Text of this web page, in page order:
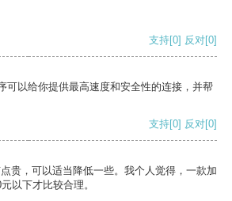
支持[0] 反对[0]
可以给你提供最高速度和安全性的连接，并帮
支持[0] 反对[0]
贵，可以适当降低一些。我个人觉得，一款加
以下才比较合理。